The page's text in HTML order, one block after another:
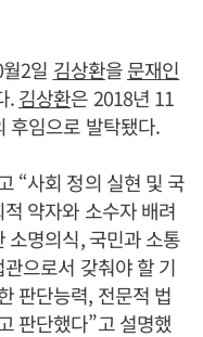
2일 김상환을문재인
.김상환은 2018년 11
후임으로 발탁됐다.
“사회 정의 실현 및 국
약자와 소수자 배려
소명의식, 국민과 소통
으로서 갖춰야 할 기
판단능력, 전문적 법
판단했다”고 설명했